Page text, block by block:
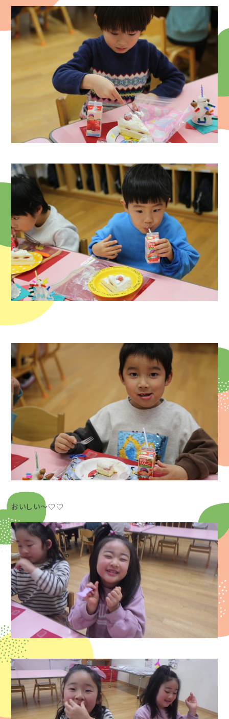
おいしい～♡♡